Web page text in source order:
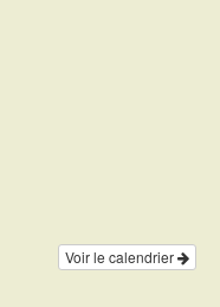
Voir le calendrier